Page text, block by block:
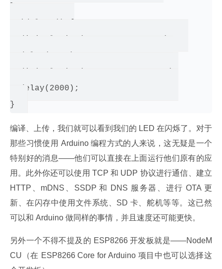
  delay(2000);
编译、上传，我们就可以看到我们的 LED 在闪烁了。对于
那些习惯使用 Arduino 编程方式的人来说，这无疑是一个
特别好的消息——他们可以直接在上面运行他们原有的应
用。此外你还可以使用 TCP 和 UDP 协议进行通信、建立
HTTP、mDNS、SSDP 和 DNS 服务器、进行 OTA 更
新、在闪存中使用文件系统、SD 卡、舵机等等。这已然
可以和 Arduino 做同样的事情，并且速度还可能更快。
另外一个不得不提及的 ESP8266 开发板就是——NodeM
CU（在 ESP8266 Core for Arduino 项目中也可以选择这